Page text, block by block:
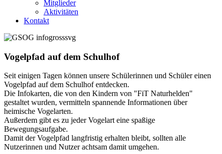
Mitglieder
Aktivitäten
Kontakt
Vogelpfad auf dem Schulhof
Seit einigen Tagen können unsere Schülerinnen und Schüler einen
Vogelpfad auf dem Schulhof entdecken.
Die Infokarten, die von den Kindern von "FiT Naturhelden"
gestaltet wurden, vermitteln spannende Informationen über
heimische Vogelarten.
Außerdem gibt es zu jeder Vogelart eine spaßige
Bewegungsaufgabe.
Damit der Vogelpfad langfristig erhalten bleibt, sollten alle
Nutzerinnen und Nutzer achtsam damit umgehen.